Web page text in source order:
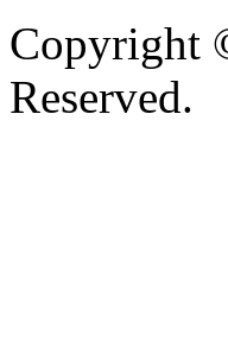
Copyright
Reserved.